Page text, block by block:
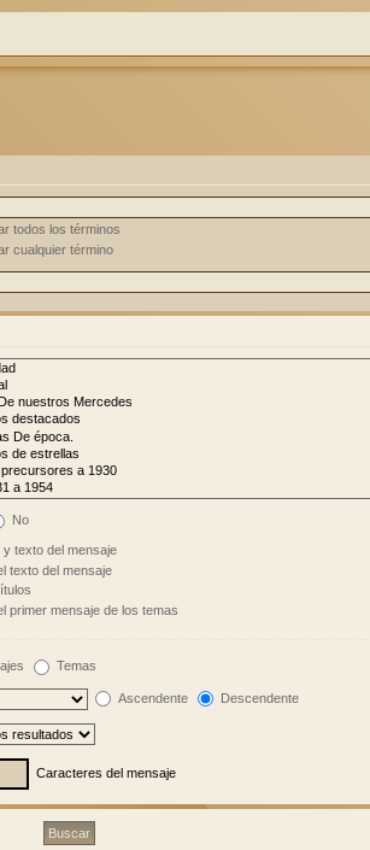
todos los términos
cualquier término
No
y texto del mensaje
texto del mensaje
primer mensaje de los temas
Temas
Ascendente Descendente
Caracteres del mensaje